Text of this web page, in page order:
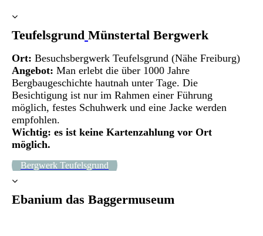
Teufelsgrund Münstertal Bergwerk
Ort: Besuchsbergwerk Teufelsgrund (Nähe Freiburg)
Angebot: Man erlebt die über 1000 Jahre
Bergbaugeschichte hautnah unter Tage. Die
Besichtigung ist nur im Rahmen einer Führung
möglich, festes Schuhwerk und eine Jacke werden
empfohlen.
Wichtig: es ist keine Kartenzahlung vor Ort
möglich.
Bergwerk Teufelsgrund
Ebanium das Baggermuseum